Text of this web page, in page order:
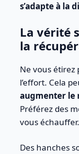
s’adapte à la
La vérité
la
Ne vous
l’effort. Cela
augmenter le
Préférez des
vous échauffer.
Des hanches